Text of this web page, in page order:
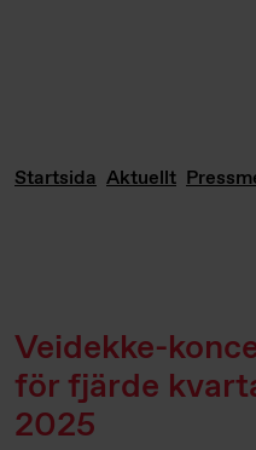
Startsida Aktuellt
Veidekke-
för fjärde
2025